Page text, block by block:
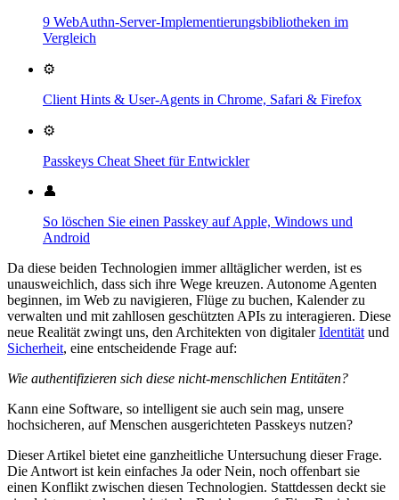
9 WebAuthn-Server-Implementierungsbibliotheken im
Vergleich
⚙️
Client Hints & User-Agents in Chrome, Safari & Firefox
⚙️
Passkeys Cheat Sheet für Entwickler
👤
So löschen Sie einen Passkey auf Apple, Windows und
Android
Da diese beiden Technologien immer alltäglicher werden, ist es
unausweichlich, dass sich ihre Wege kreuzen. Autonome Agenten
beginnen, im Web zu navigieren, Flüge zu buchen, Kalender zu
verwalten und mit zahllosen geschützten APIs zu interagieren. Diese
neue Realität zwingt uns, den Architekten von digitalerIdentität und
Sicherheit, eine entscheidende Frage auf:
Wie authentifizieren sich diese nicht-menschlichen Entitäten?
Kann eine Software, so intelligent sie auch sein mag, unsere
hochsicheren, auf Menschen ausgerichteten Passkeys nutzen?
Dieser Artikel bietet eine ganzheitliche Untersuchung dieser Frage.
Die Antwort ist kein einfaches Ja oder Nein, noch offenbart sie
einen Konflikt zwischen diesen Technologien. Stattdessen deckt sie